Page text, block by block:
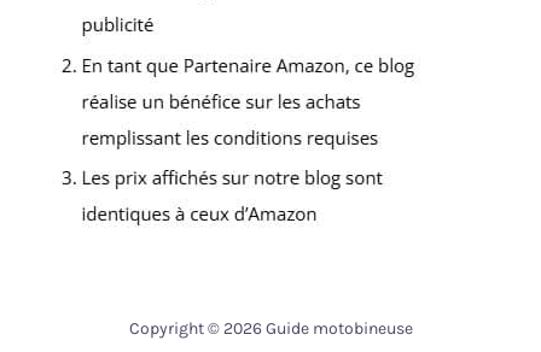
Copyright © 2026 Guide motobineuse